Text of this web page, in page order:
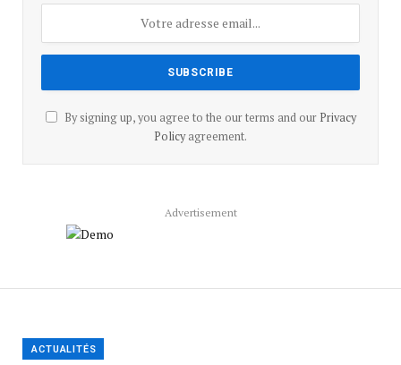
By signing up, you agree to the our terms and our Privacy
Policyagreement.
Advertisement
ACTUALITÉS